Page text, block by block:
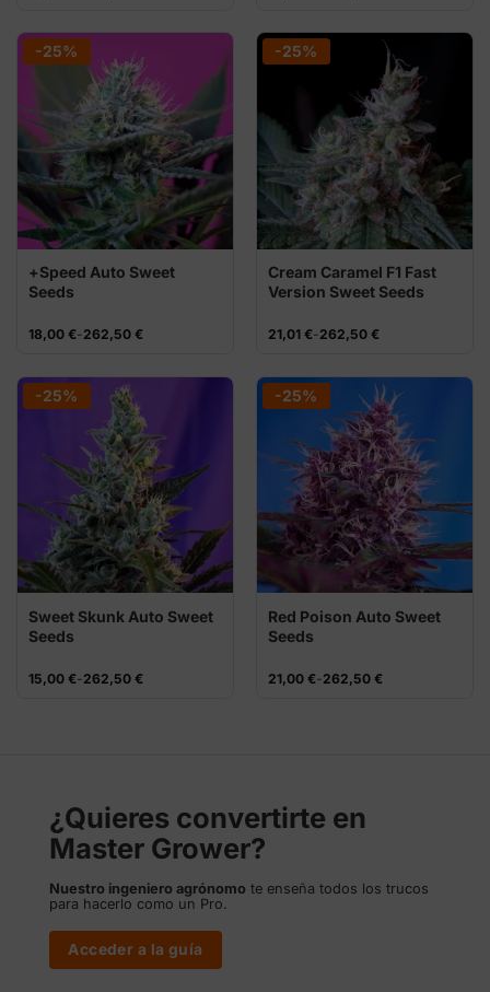
15,00 €
hasta
262,50 €
15,00 €
hasta
262,50 €
-25%
+Speed Auto Sweet
Seeds
18,00 €-262,50 €
Rango
18,00 €
hasta
262,50 €
-25%
Cream Caramel F1 Fast
Version Sweet Seeds
21,01 €-262,50 €
Rango
21,01 €
hasta
262,50 €
-25%
Sweet Skunk Auto Sweet
Seeds
15,00 €-262,50 €
Rango
-25%
Red Poison Auto Sweet
Seeds
21,00 €-262,50 €
Rango
¿Quieres convertirte en
Master Grower?
Nuestro ingeniero agrónomo te enseña todos los trucos
para hacerlo como un Pro.
Acceder a la guía